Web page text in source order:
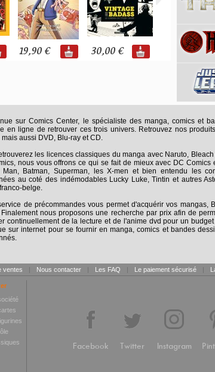
19,90 € 30,00 € 27,00 €
sur Comics Center, le spécialiste des manga, comics et
en ligne de retrouver ces trois univers. Retrouvez nos
mais aussi DVD, Blu-ray et CD.
les licences classiques du manga avec Naruto,
nous vous offrons ce qui se fait de mieux avec DC Comics
Man, Batman, Superman, les X-men et bien entendu les
au coté des indémodables Lucky Luke, Tintin et autres
belge.
de précommandes vous permet d'acquérir vos mangas,
nous proposons une recherche par prix afin de
continuellement de la lecture et de l'anime dvd pour un
sur internet pour se fournir en manga, comics et bandes
ventes | Nous contacter | Les FAQ | Le paiement sécurisé |
Facebook Twitter Instagram